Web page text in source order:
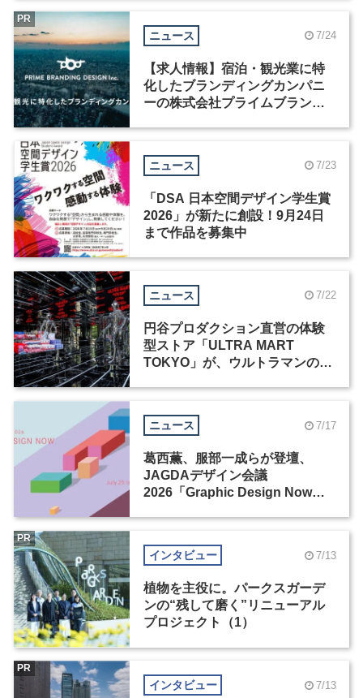
ニュース 7/24
【求人情報】宿泊・観光業に特
化したブランディングカンパニ
ーの株式会社プライムブランデ
集
PR
ニュース 7/23
「DSA 日本空間デザイン学生賞
2026」が新たに創設！9月24日
まで作品を募集中
ニュース 7/22
円谷プロダクション直営の体験
型ストア「ULTRA MART
TOKYO」が、ウルトラマンの日
ニュース 7/17
葛西薫、服部一成らが登壇、
JAGDAデザイン会議
2026「Graphic Design Now」
インタビュー 7/13
植物を主役に。パークスガーデ
ンの“残して磨く”リニューアル
プロジェクト（1）
PR
インタビュー 7/13
PR